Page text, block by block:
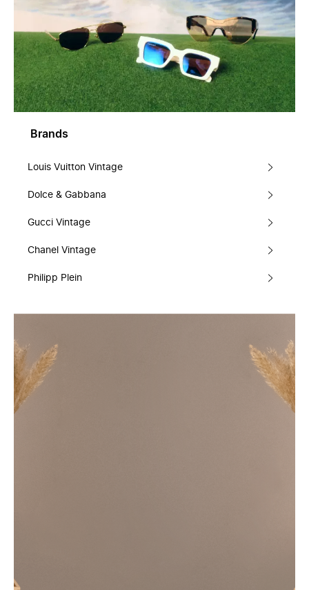
Brands
Louis Vuitton Vintage
Dolce & Gabbana
Gucci Vintage
Chanel Vintage
Philipp Plein